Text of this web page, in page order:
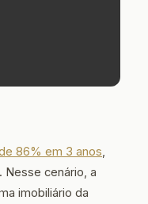
86% em 3 anos,
Nesse cenário, a
imobiliário da